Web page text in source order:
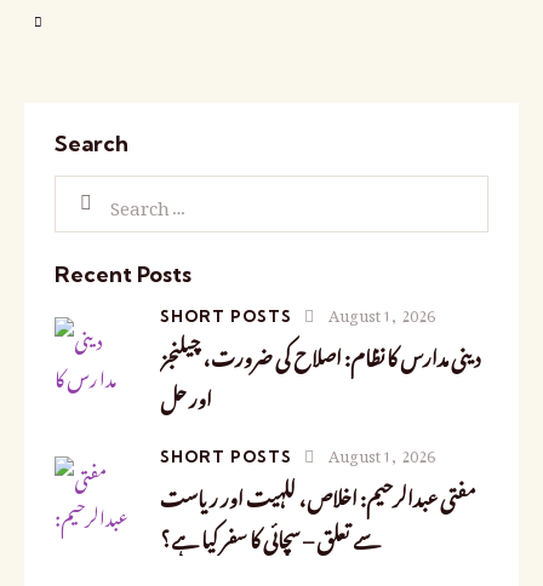
Search
Recent Posts
SHORT POSTS August 1, 2026
دینی مدارس کا نظام: اصلاح کی ضرورت، چیلنجز
اور حل
SHORT POSTS August 1, 2026
مفتی عبدالرحیم: اخلاص، للہیت اور ریاست
سے تعلق – سچائی کا سفر کیا ہے؟